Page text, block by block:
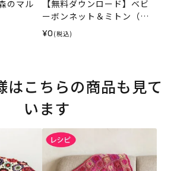
のマル
【無料ダウンロード】ベビ
ーボンネット＆ミトン（レ
シピ）
¥0 (税込)
はこちらの商品も見て
います